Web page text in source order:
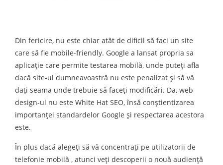
Din fericire, nu este chiar atât de dificil să faci un site
care să fie mobile-friendly. Google a lansat propria sa
aplicație care permite testarea mobilă, unde puteți afla
dacă site-ul dumneavoastră nu este penalizat și să vă
dați seama unde trebuie să faceți modificări. Da, web
design-ul nu este White Hat SEO, însă conștientizarea
importanței standardelor Google și respectarea acestora
este.
În plus dacă alegeți să vă concentrați pe utilizatorii de
telefonie mobilă , atunci veți descoperii o nouă audiență